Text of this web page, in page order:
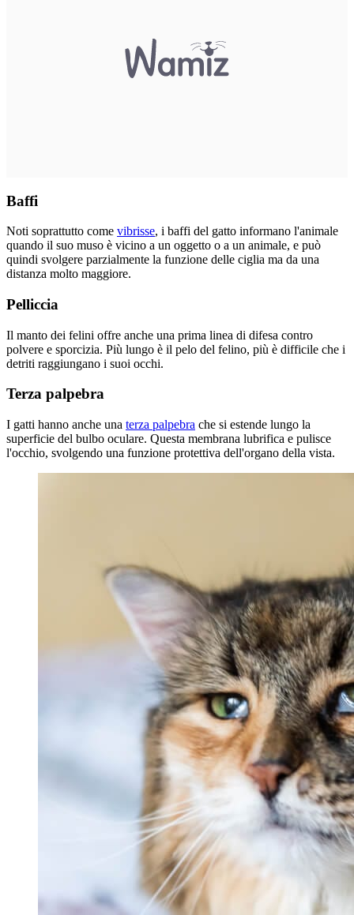
Baffi
Noti soprattutto come vibrisse, i baffi del gatto informano l'animale
quando il suo muso è vicino a un oggetto o a un animale, e può
quindi svolgere parzialmente la funzione delle ciglia ma da una
distanza molto maggiore.
Pelliccia
Il manto dei felini offre anche una prima linea di difesa contro
polvere e sporcizia. Più lungo è il pelo del felino, più è difficile che i
detriti raggiungano i suoi occhi.
Terza palpebra
I gatti hanno anche una terza palpebra che si estende lungo la
superficie del bulbo oculare. Questa membrana lubrifica e pulisce
l'occhio, svolgendo una funzione protettiva dell'organo della vista.